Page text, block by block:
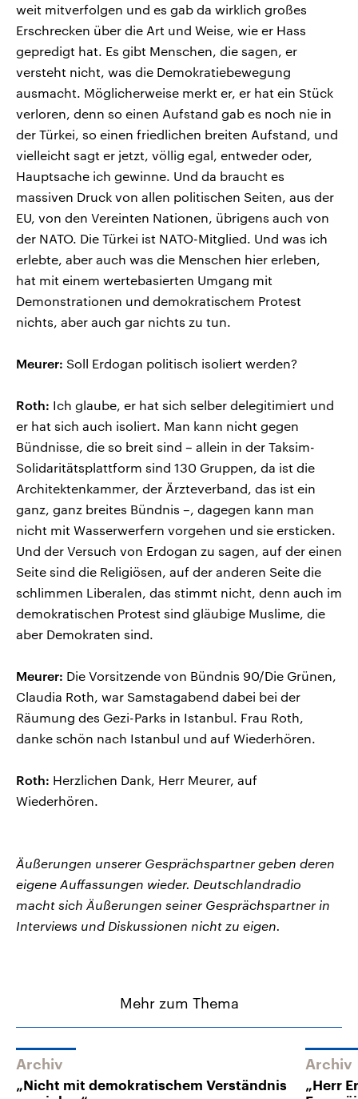
weit mitverfolgen und es gab da wirklich großes
Erschrecken über die Art und Weise, wie er Hass
gepredigt hat. Es gibt Menschen, die sagen, er
versteht nicht, was die Demokratiebewegung
ausmacht. Möglicherweise merkt er, er hat ein Stück
verloren, denn so einen Aufstand gab es noch nie in
der Türkei, so einen friedlichen breiten Aufstand, und
vielleicht sagt er jetzt, völlig egal, entweder oder,
Hauptsache ich gewinne. Und da braucht es
massiven Druck von allen politischen Seiten, aus der
EU, von den Vereinten Nationen, übrigens auch von
der NATO. Die Türkei ist NATO-Mitglied. Und was ich
erlebte, aber auch was die Menschen hier erleben,
hat mit einem wertebasierten Umgang mit
Demonstrationen und demokratischem Protest
nichts, aber auch gar nichts zu tun.
Meurer: Soll Erdogan politisch isoliert werden?
Roth: Ich glaube, er hat sich selber delegitimiert und
er hat sich auch isoliert. Man kann nicht gegen
Bündnisse, die so breit sind – allein in der Taksim-
Solidaritätsplattform sind 130 Gruppen, da ist die
Architektenkammer, der Ärzteverband, das ist ein
ganz, ganz breites Bündnis –, dagegen kann man
nicht mit Wasserwerfern vorgehen und sie ersticken.
Und der Versuch von Erdogan zu sagen, auf der einen
Seite sind die Religiösen, auf der anderen Seite die
schlimmen Liberalen, das stimmt nicht, denn auch im
demokratischen Protest sind gläubige Muslime, die
aber Demokraten sind.
Meurer: Die Vorsitzende von Bündnis 90/Die Grünen,
Claudia Roth, war Samstagabend dabei bei der
Räumung des Gezi-Parks in Istanbul. Frau Roth,
danke schön nach Istanbul und auf Wiederhören.
Roth: Herzlichen Dank, Herr Meurer, auf
Wiederhören.
Äußerungen unserer Gesprächspartner geben deren
eigene Auffassungen wieder. Deutschlandradio
macht sich Äußerungen seiner Gesprächspartner in
Interviews und Diskussionen nicht zu eigen.
Mehr zum Thema
Archiv
„Nicht mit demokratischem Verständnis
Archiv
„Herr